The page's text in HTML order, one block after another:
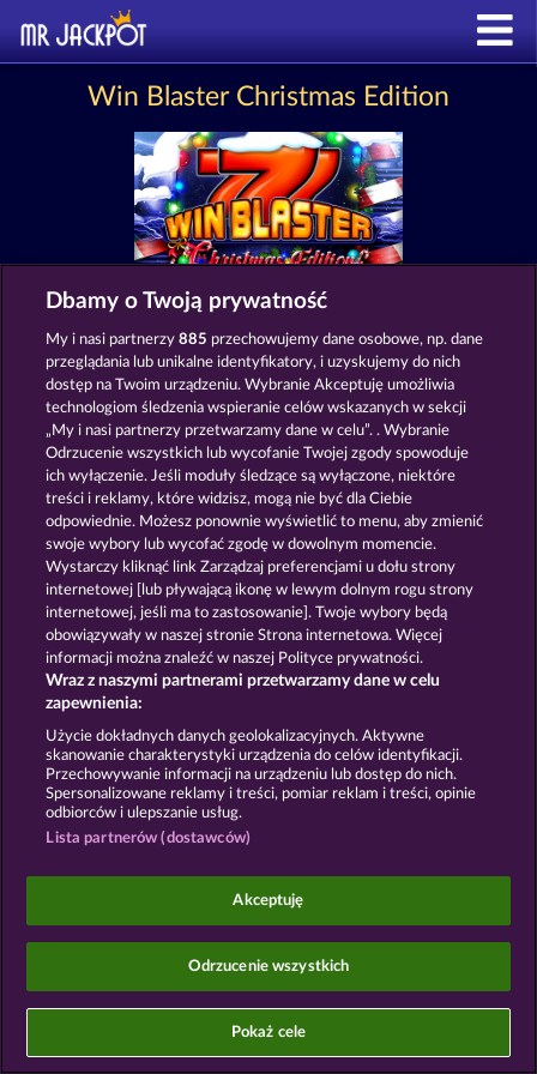
Win Blaster Christmas Edition
Zasady i warunki
Oświadczenie dotyczące prywatności i plików
cookie
Nota prawna Firma FAQ
Prześlij wniosek o wypłatę
Gry społecznościowe mają przeznaczenie czysto
rozrywkowe i nie mają absolutnie żadnego wpływu
na przyszłe powodzenie w grze o prawdziwe
©2026 Whow Games GmbH
Dbamy o Twoją prywatność
My i nasi partnerzy885 przechowujemy dane osobowe, np. dane
przeglądania lub unikalne identyfikatory, i uzyskujemy do nich
dostęp na Twoim urządzeniu. Wybranie Akceptuję umożliwia
technologiom śledzenia wspieranie celów wskazanych w sekcji
„My i nasi partnerzy przetwarzamy dane w celu”. . Wybranie
Odrzucenie wszystkich lub wycofanie Twojej zgody spowoduje
ich wyłączenie. Jeśli moduły śledzące są wyłączone, niektóre
treści i reklamy, które widzisz, mogą nie być dla Ciebie
odpowiednie. Możesz ponownie wyświetlić to menu, aby zmienić
swoje wybory lub wycofać zgodę w dowolnym momencie.
Wystarczy kliknąć link Zarządzaj preferencjami u dołu strony
internetowej [lub pływającą ikonę w lewym dolnym rogu strony
internetowej, jeśli ma to zastosowanie]. Twoje wybory będą
obowiązywały w naszej stronie Strona internetowa. Więcej
informacji można znaleźć w naszej Polityce prywatności.
Wraz z naszymi partnerami przetwarzamy dane w celu
zapewnienia:
Użycie dokładnych danych geolokalizacyjnych. Aktywne
skanowanie charakterystyki urządzenia do celów identyfikacji.
Przechowywanie informacji na urządzeniu lub dostęp do nich.
Spersonalizowane reklamy i treści, pomiar reklam i treści, opinie
odbiorców i ulepszanie usług.
Lista partnerów (dostawców)
Akceptuję
Odrzucenie wszystkich
Pokaż cele